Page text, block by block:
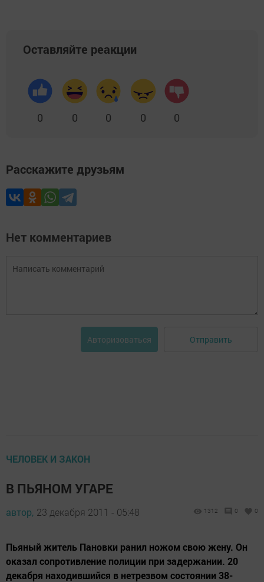
Оставляйте реакции
0 0 0 0 0
Расскажите друзьям
Нет комментариев
Авторизоваться Отправить
ЧЕЛОВЕК И ЗАКОН
В ПЬЯНОМ УГАРЕ
автор, 23 декабря 2011 - 05:48 1312 0 0
Пьяный житель Пановки ранил ножом свою жену. Он
оказал сопротивление полиции при задержании. 20
декабря находившийся в нетрезвом состоянии 38-